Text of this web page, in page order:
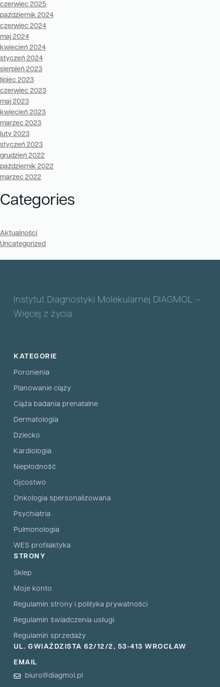
czerwiec 2025
październik 2024
czerwiec 2024
maj 2024
kwiecień 2024
styczeń 2024
sierpień 2023
lipiec 2023
czerwiec 2023
maj 2023
kwiecień 2023
marzec 2023
luty 2023
styczeń 2023
grudzień 2022
październik 2022
marzec 2022
Categories
Aktualności
Uncategorized
Instytut Diagnostyki Molekularnej DIAGMOL –
Więcej z życia
KATEGORIE
Poronienia
Planowanie ciąży
Ciąża badania prenatalne
Dermatologia
Dziecko
Kardiologia
Niepłodność
Ojcostwo
Onkologia spersonalizowana
Psychiatria
Pulmonologia
WES profilaktyka
STRONY
Sklep
Moje konto
Regulamin strony i polityka prywatności
Regulamin świadczenia usługi
Regulamin sprzedaży
UL. GWIAŹDZISTA 62/12/2, 53-413 WROCŁAW
EMAIL
biuro@diagmol.pl